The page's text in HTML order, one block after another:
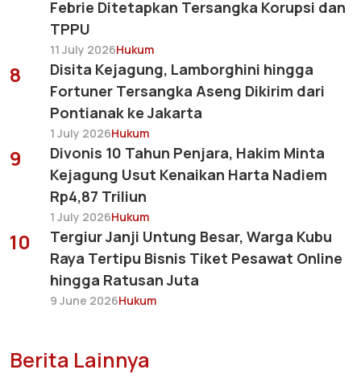
Febrie Ditetapkan Tersangka Korupsi dan
TPPU
11 July 2026Hukum
8
Disita Kejagung, Lamborghini hingga
Fortuner Tersangka Aseng Dikirim dari
Pontianak ke Jakarta
1 July 2026Hukum
9
Divonis 10 Tahun Penjara, Hakim Minta
Kejagung Usut Kenaikan Harta Nadiem
Rp4,87 Triliun
1 July 2026Hukum
10
Tergiur Janji Untung Besar, Warga Kubu
Raya Tertipu Bisnis Tiket Pesawat Online
hingga Ratusan Juta
9 June 2026Hukum
Berita Lainnya